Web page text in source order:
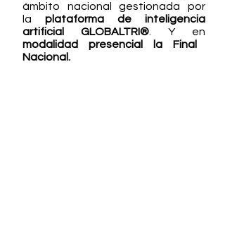
ámbito nacional gestionada por
la plataforma de inteligencia
artificial GLOBALTRI® . Y en
modalidad presencial la Final
Nacional.